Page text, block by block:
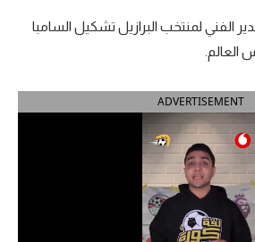
الفني لمنتخب البرازيل تشكيل السامبا
العالم.
ADVERTISEMENT